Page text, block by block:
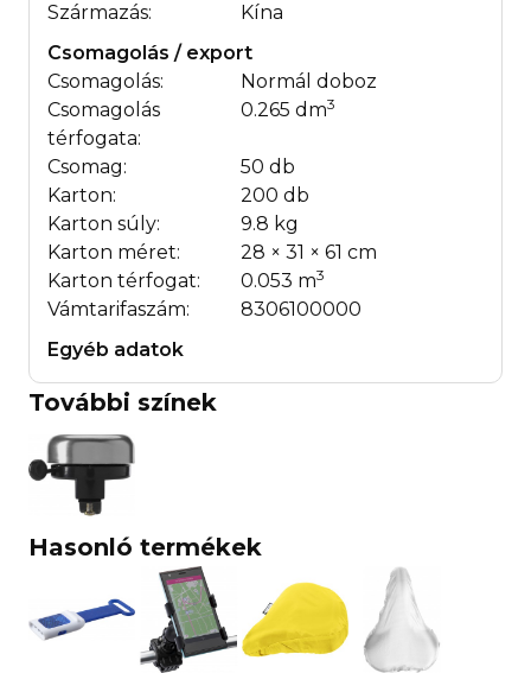
Származás:
Kína
Csomagolás / export
Csomagolás:
Normál doboz
Csomagolás
térfogata:
0.265 dm3
Csomag:
50 db
Karton:
200 db
Karton súly:
9.8 kg
Karton méret:
28 × 31 × 61 cm
Karton térfogat:
0.053 m3
Vámtarifaszám:
8306100000
Egyéb adatok
További színek
Hasonló termékek